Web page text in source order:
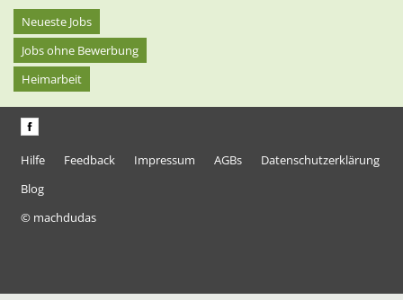
Neueste Jobs
Jobs ohne Bewerbung
Heimarbeit
Hilfe Feedback Impressum AGBs
Datenschutzerklärung
Blog
© machdudas